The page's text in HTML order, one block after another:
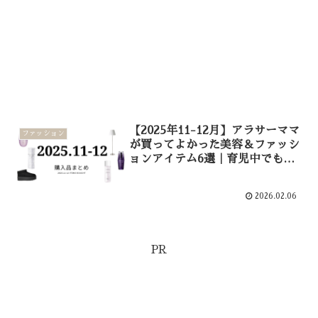
ファッション
【2025年11-12月】アラサーママ
が買ってよかった美容＆ファッシ
ョンアイテム6選｜育児中でもと
2026.02.06
PR